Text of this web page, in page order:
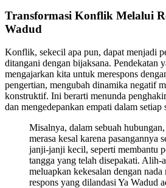
Transformasi Konflik Melalui
Wadud
Konflik, sekecil apa pun, dapat menjadi
ditangani dengan bijaksana. Pendekatan
mengajarkan kita untuk merespons
pengertian, mengubah dinamika negatif
konstruktif. Ini berarti menunda
dan mengedepankan empati dalam setiap
Misalnya, dalam sebuah
merasa kesal karena pasangannya
janji-janji kecil, seperti membantu
tangga yang telah disepakati. Alih-
meluapkan kekesalan dengan nada
respons yang dilandasi Ya Wadud